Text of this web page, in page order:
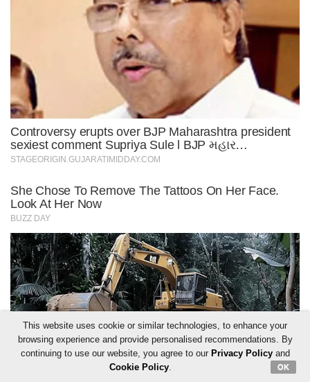
This website uses cookie or similar technologies, to enhance your
browsing experience and provide personalised recommendations. By
continuing to use our website, you agree to our Privacy Policyand
Cookie Policy. OK